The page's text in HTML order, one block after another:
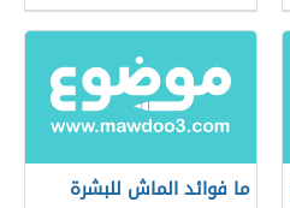
ما فوائد الماش للبشرة